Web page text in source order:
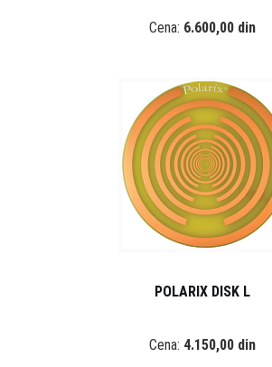
Cena: 6.600,00 din
POLARIX DISK L
Cena: 4.150,00 din